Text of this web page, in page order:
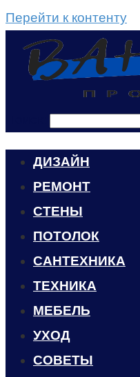
Перейти к контенту
ДИЗАЙН
РЕМОНТ
СТЕНЫ
ПОТОЛОК
САНТЕХНИКА
ТЕХНИКА
МЕБЕЛЬ
УХОД
CОВЕТЫ